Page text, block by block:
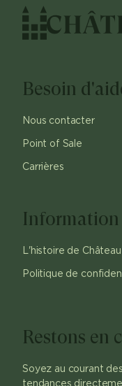
Besoin
Nous contacter
Point of Sale
Carrières
Information
L'histoire de
Politique de
Restons en
Soyez au courant
tendances